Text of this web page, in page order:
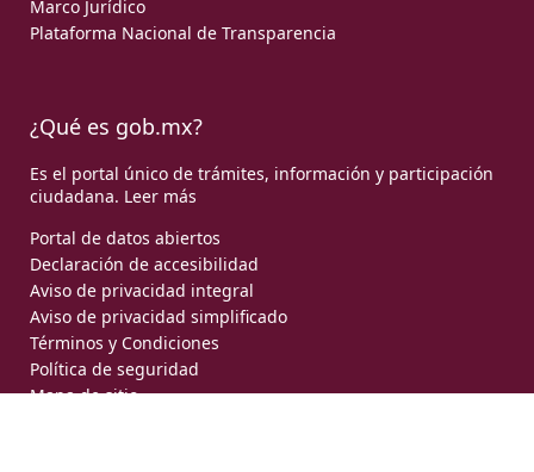
Marco Jurídico
Plataforma Nacional de Transparencia
¿Qué es gob.mx?
Es el portal único de trámites, información y participación
ciudadana. Leer más
Portal de datos abiertos
Declaración de accesibilidad
Aviso de privacidad integral
Aviso de privacidad simplificado
Términos y Condiciones
Política de seguridad
Mapa de sitio